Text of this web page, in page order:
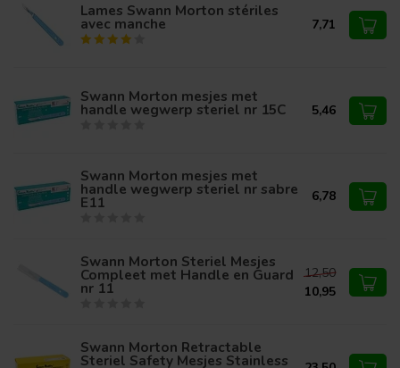
Lames Swann Morton stériles
avec manche 7,71
Swann Morton mesjes met
handle wegwerp steriel nr 15C 5,46
Swann Morton mesjes met
handle wegwerp steriel nr sabre
E11 6,78
Swann Morton Steriel Mesjes
Compleet met Handle en Guard
nr 11
12,50
10,95
Swann Morton Retractable
Steriel Safety Mesjes Stainless